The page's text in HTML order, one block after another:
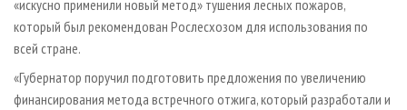
ИНСТРУМЕНТ И МАТЕРИАЛЫ
БИБЛИОТЕКА СПЕЦИАЛИСТА
«искусно применили новый метод» тушения лесных пожаров,
который был рекомендован Рослесхозом для использования по
всей стране.
«Губернатор поручил подготовить предложения по увеличению
финансирования метода встречного отжига, который разработали и